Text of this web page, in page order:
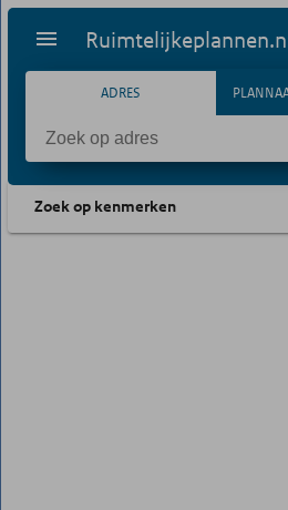
ADRES
Zoek op kenmerken